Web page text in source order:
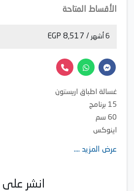
الأقساط المتاحة
6 أشهر / 8,517 EGP
غسالة اطباق اريستون
15 برنامج
60 سم
اينوكس
عرض المزيد ....
انشر على